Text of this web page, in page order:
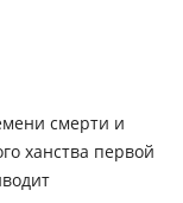
смерти и
ханства первой